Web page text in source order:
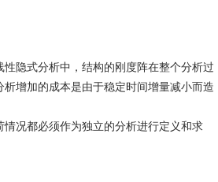
隐式分析中，结构的刚度阵在整个分析过
增加的成本是由于稳定时间增量减小而造
况都必须作为独立的分析进行定义和求